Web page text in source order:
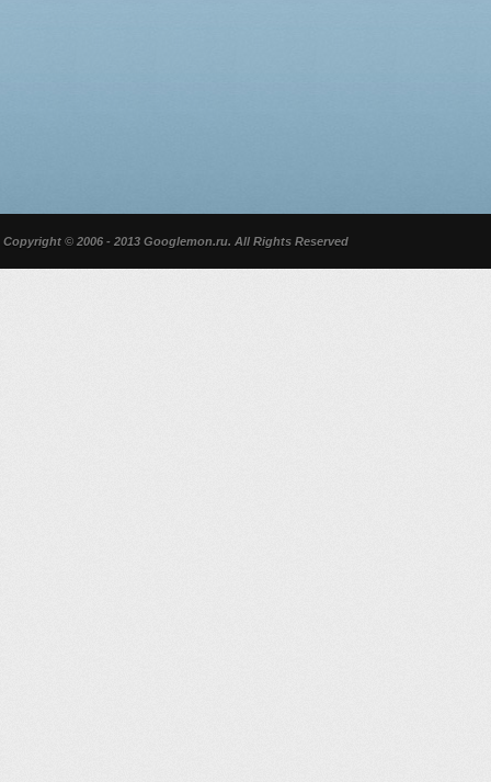
Copyright © 2006 - 2013 Googlemon.ru. All Rights Reserved